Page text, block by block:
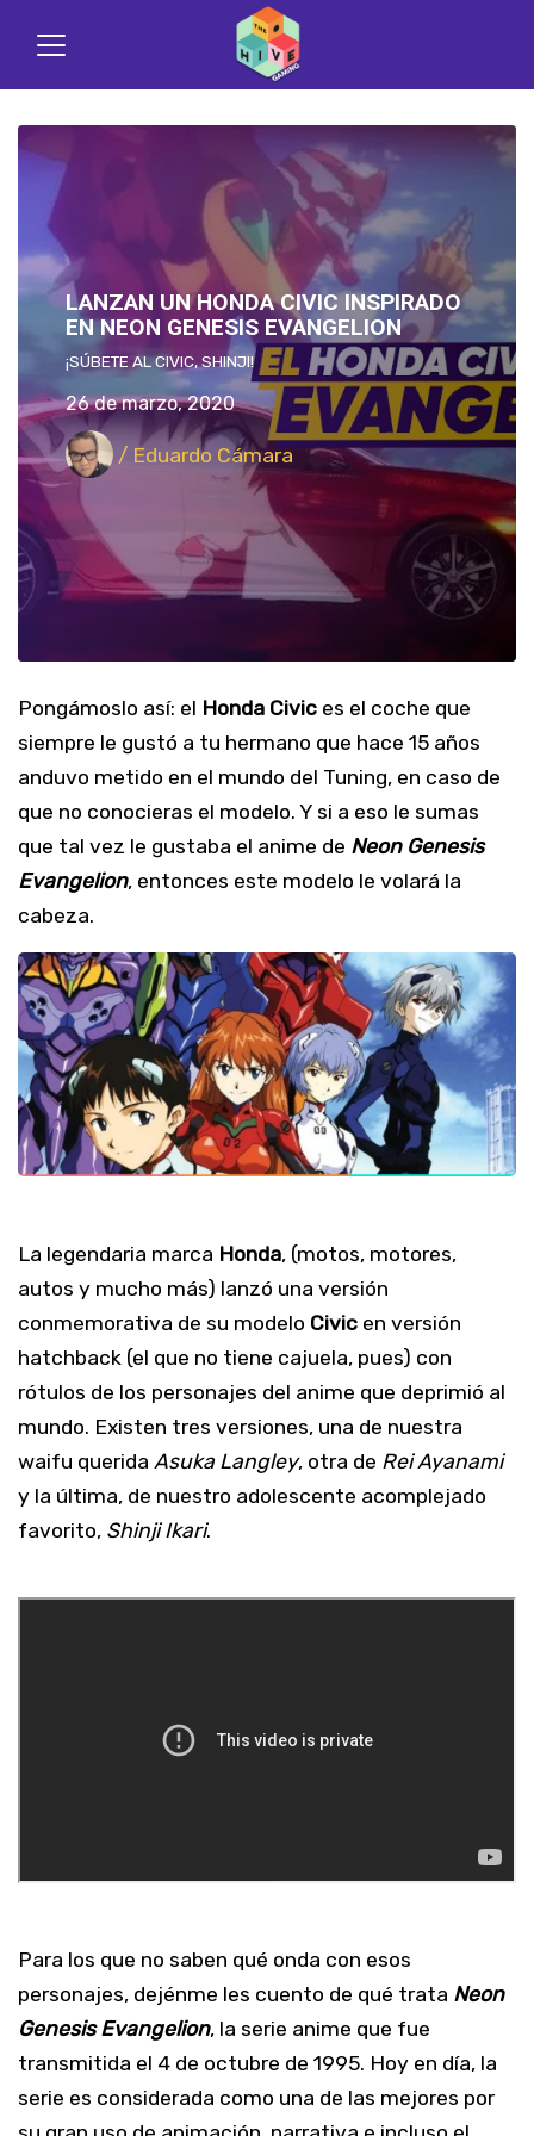
LANZAN UN HONDA CIVIC INSPIRADO
EN NEON GENESIS EVANGELION
¡SÚBETE AL CIVIC, SHINJI!
26 de marzo, 2020
/ Eduardo Cámara
Pongámoslo así: el Honda Civic es el coche que
siempre le gustó a tu hermano que hace 15 años
anduvo metido en el mundo del Tuning, en caso de
que no conocieras el modelo. Y si a eso le sumas
que tal vez le gustaba el anime de Neon Genesis
Evangelion, entonces este modelo le volará la
cabeza.
La legendaria marca Honda, (motos, motores,
autos y mucho más) lanzó una versión
conmemorativa de su modelo Civic en versión
hatchback (el que no tiene cajuela, pues) con
rótulos de los personajes del anime que deprimió al
mundo. Existen tres versiones, una de nuestra
waifu querida Asuka Langley, otra de Rei Ayanami
y la última, de nuestro adolescente acomplejado
favorito, Shinji Ikari.
Para los que no saben qué onda con esos
personajes, dejénme les cuento de qué trata Neon
Genesis Evangelion, la serie anime que fue
transmitida el 4 de octubre de 1995. Hoy en día, la
serie es considerada como una de las mejores por